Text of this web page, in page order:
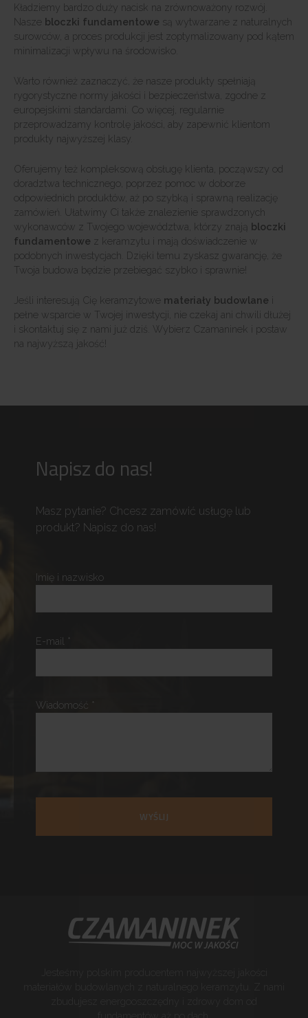
Kładziemy bardzo duży nacisk na zrównoważony rozwój.
Nasze bloczki fundamentowe są wytwarzane z naturalnych
surowców, a proces produkcji jest zoptymalizowany pod kątem
minimalizacji wpływu na środowisko.
Warto również zaznaczyć, że nasze produkty spełniają
rygorystyczne normy jakości i bezpieczeństwa, zgodne z
europejskimi standardami. Co więcej, regularnie
przeprowadzamy kontrolę jakości, aby zapewnić klientom
produkty najwyższej klasy.
Oferujemy też kompleksową obsługę klienta, począwszy od
doradztwa technicznego, poprzez pomoc w doborze
odpowiednich produktów, aż po szybką i sprawną realizację
zamówień. Ułatwimy Ci także znalezienie sprawdzonych
wykonawców z Twojego województwa, którzy znają bloczki
fundamentowe z keramzytu i mają doświadczenie w
podobnych inwestycjach. Dzięki temu zyskasz gwarancję, że
Twoja budowa będzie przebiegać szybko i sprawnie!
Jeśli interesują Cię keramzytowe materiały budowlane i
pełne wsparcie w Twojej inwestycji, nie czekaj ani chwili dłużej
i skontaktuj się z nami już dziś. Wybierz Czamaninek i postaw
na najwyższą jakość!
Napisz do nas!
Masz pytanie? Chcesz zamówić usługę lub
produkt? Napisz do nas!
Imię i nazwisko
E-mail *
Wiadomość *
WYŚLIJ